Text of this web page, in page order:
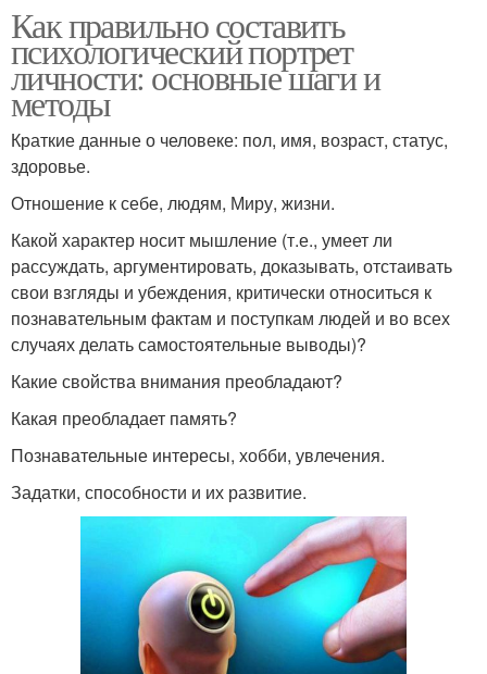
Как правильно составить
психологический портрет
личности: основные шаги и
методы
Краткие данные о человеке: пол, имя, возраст, статус,
здоровье.
Отношение к себе, людям, Миру, жизни.
Какой характер носит мышление (т.е., умеет ли
рассуждать, аргументировать, доказывать, отстаивать
свои взгляды и убеждения, критически относиться к
познавательным фактам и поступкам людей и во всех
случаях делать самостоятельные выводы)?
Какие свойства внимания преобладают?
Какая преобладает память?
Познавательные интересы, хобби, увлечения.
Задатки, способности и их развитие.